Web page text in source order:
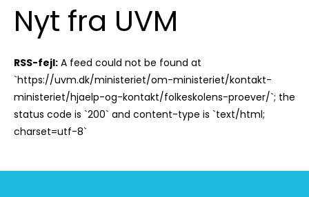
Nyt fra UVM
RSS-fejl: A feed could not be found at
`https://uvm.dk/ministeriet/om-ministeriet/kontakt-
ministeriet/hjaelp-og-kontakt/folkeskolens-proever/`; the
status code is `200` and content-type is `text/html;
charset=utf-8`